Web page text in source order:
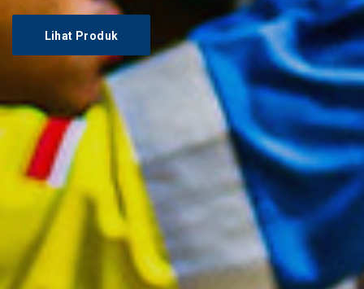
Lihat Produk